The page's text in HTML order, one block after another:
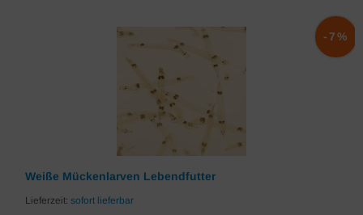
Weiße Mückenlarven Lebendfutter
Lieferzeit: sofort lieferbar
-7%